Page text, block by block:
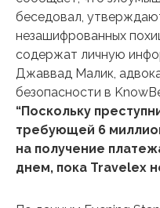
беседовал,
незашифрованных
содержат личную
Джаввад Малик,
безопасности в
“Поскольку
требующей 6
на получение
днем, пока Travelex